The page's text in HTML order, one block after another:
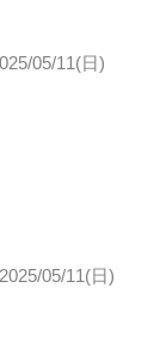
05/11(日)
2025/05/11(日)